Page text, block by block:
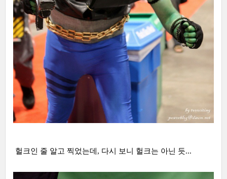
헐크인 줄 알고 찍었는데, 다시 보니 헐크는 아닌 듯...